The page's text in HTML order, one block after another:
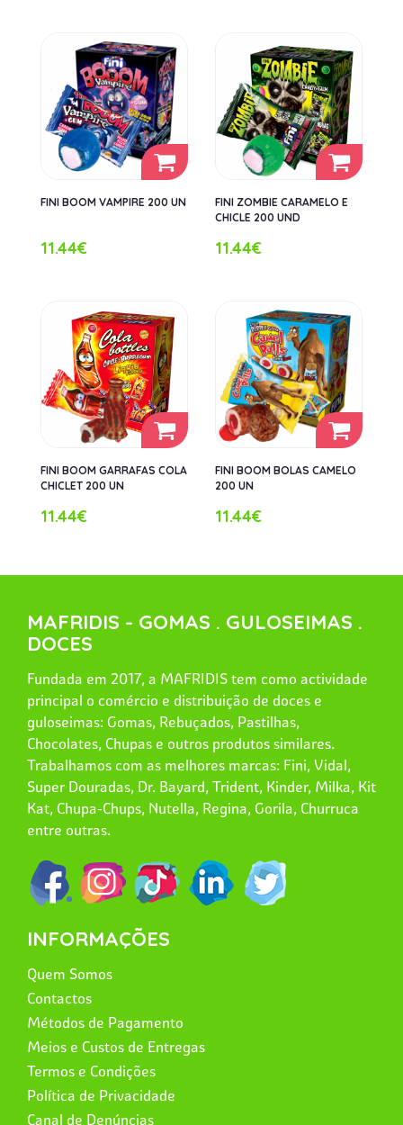
FINI BOOM VAMPIRE 200 UN
11.44€
FINI ZOMBIE CARAMELO E
CHICLE 200 UND
11.44€
FINI BOOM GARRAFAS COLA
CHICLET 200 UN
11.44€
FINI BOOM BOLAS CAMELO
200 UN
11.44€
MAFRIDIS - GOMAS . GULOSEIMAS .
DOCES
Fundada em 2017, a MAFRIDIS tem como actividade
principal o comércio e distribuição de doces e
guloseimas: Gomas, Rebuçados, Pastilhas,
Chocolates, Chupas e outros produtos similares.
Trabalhamos com as melhores marcas: Fini, Vidal,
Super Douradas, Dr. Bayard, Trident, Kinder, Milka, Kit
Kat, Chupa-Chups, Nutella, Regina, Gorila, Churruca
entre outras.
INFORMAÇÕES
Quem Somos
Contactos
Métodos de Pagamento
Meios e Custos de Entregas
Termos e Condições
Política de Privacidade
Canal de Denúncias